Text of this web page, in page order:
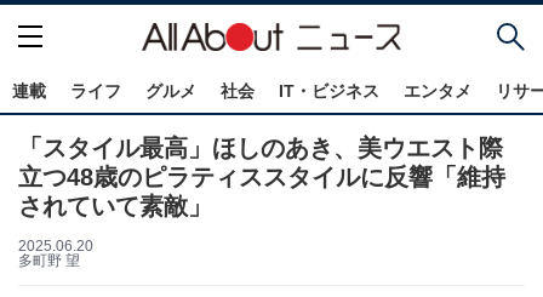
連載 ライフ グルメ 社会 IT・ビジネス エンタメ リサ
「スタイル最高」ほしのあき、美ウエスト際
立つ48歳のピラティススタイルに反響「維持
されていて素敵」
2025.06.20
多町野 望